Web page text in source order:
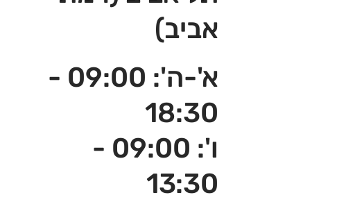
אביב)
א'-ה': 09:00 -
18:30
ו': 09:00 -
13:30